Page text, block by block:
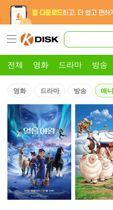
전체 영화 드라마 방송
영화 드라마 방송 애니